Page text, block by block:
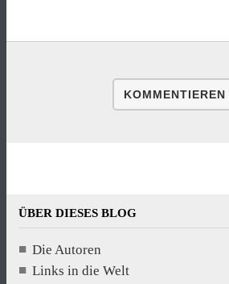
KOMMENTIEREN
ÜBER DIESES BLOG
Die Autoren
Links in die Welt